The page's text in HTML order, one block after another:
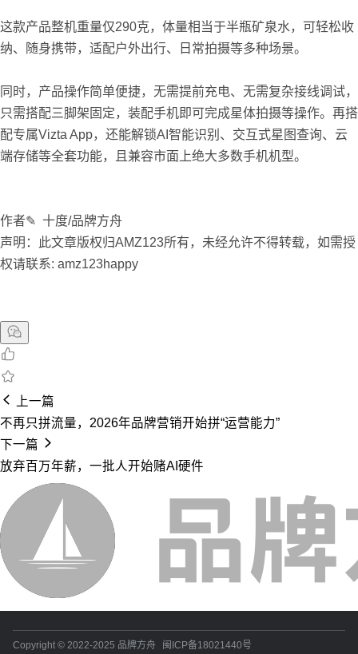
这款产品整机重量仅290克，体量相当于半瓶矿泉水，可轻松收
纳、随身携带，适配户外出行、日常拍摄等多种场景。
同时，产品操作简单便捷，无需提前充电、无需复杂接线调试，
只需搭配三脚架固定，装配手机即可完成星体拍摄等操作。再搭
配专属Vizta App，还能解锁AI智能识别、交互式星图查询、云
端存储等全套功能，且兼容市面上绝大多数手机机型。
作者✎ 十度/品牌方舟
声明：此文章版权归AMZ123所有，未经允许不得转载，如需授
权请联系: amz123happy
上一篇
不再只拼流量，2026年品牌营销开始拼“运营能力”
下一篇
放弃百万年薪，一批人开始赌AI硬件
Copyright © 2022-2025 品牌方舟 闽ICP备18021440号